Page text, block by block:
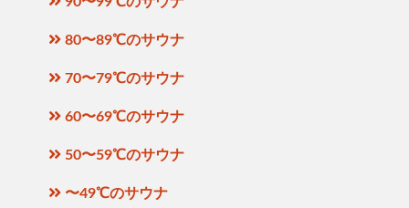
80〜89℃のサウナ
70〜79℃のサウナ
60〜69℃のサウナ
50〜59℃のサウナ
〜49℃のサウナ